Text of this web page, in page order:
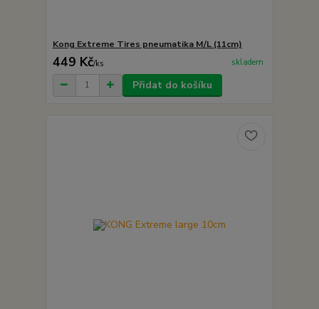
Kong Extreme Tires pneumatika M/L (11cm)
449 Kč/ks skladem
Přidat do košíku